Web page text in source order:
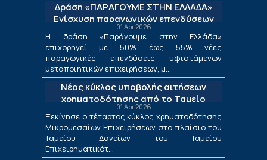
Δράση «ΠΑΡΑΓΟΥΜΕ ΣΤΗΝ ΕΛΛΑΔΑ»
Ενίσχυση παραγωγικών επενδύσεων
μεταποίησης
01 Apr 2026
Η δράση «Παράγουμε στην Ελλάδα»
επιχορηγεί με 50% έως 55% νέες
παραγωγικές επενδύσεις υφιστάμενων
μεταποιητικών επιχειρήσεων, μ...
Νέος κύκλος υποβολής αιτήσεων
χρηματοδότησης από το Ταμείο
Δανείων του ΤΕΠΙΧ ΙΙΙ
01 Apr 2026
Ξεκίνησε ο τέταρτος κύκλος χρηματοδότησης
Μικρομεσαίων Επιχειρήσεων στο πλαίσιο του
Ταμείου Δανείων του Ταμείου
Επιχειρηματικότ...